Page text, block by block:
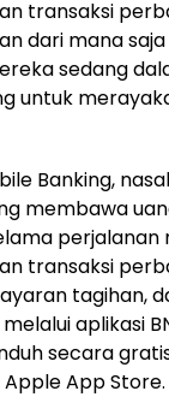
transaksi
dari mana
sedang
untuk
Banking,
membawa
perjalanan
transaksi
tagihan,
aplikasi
secara
App Store.